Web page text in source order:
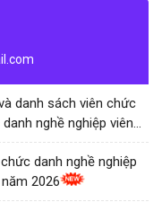
danh sách viên chức
nghề nghiệp viên
danh nghề nghiệp
2026